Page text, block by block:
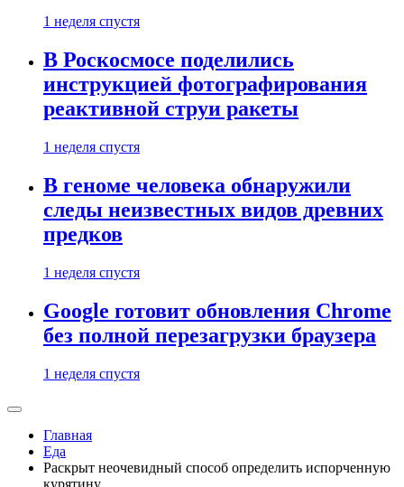
1 неделя спустя
В Роскосмосе поделились
инструкцией фотографирования
реактивной струи ракеты
1 неделя спустя
В геноме человека обнаружили
следы неизвестных видов древних
предков
1 неделя спустя
Google готовит обновления Chrome
без полной перезагрузки браузера
1 неделя спустя
Главная
Еда
Раскрыт неочевидный способ определить испорченную
курятину